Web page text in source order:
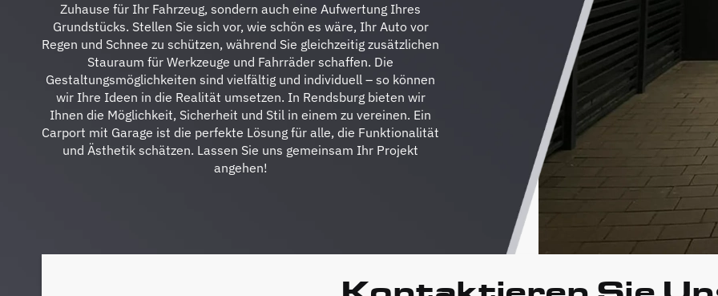
Zuhause für Ihr Fahrzeug, sondern auch eine Aufwertung Ihres
Grundstücks. Stellen Sie sich vor, wie schön es wäre, Ihr Auto vor
Regen und Schnee zu schützen, während Sie gleichzeitig zusätzlichen
Stauraum für Werkzeuge und Fahrräder schaffen. Die
Gestaltungsmöglichkeiten sind vielfältig und individuell – so können
wir Ihre Ideen in die Realität umsetzen. In Rendsburg bieten wir
Ihnen die Möglichkeit, Sicherheit und Stil in einem zu vereinen. Ein
Carport mit Garage ist die perfekte Lösung für alle, die Funktionalität
und Ästhetik schätzen. Lassen Sie uns gemeinsam Ihr Projekt
angehen!